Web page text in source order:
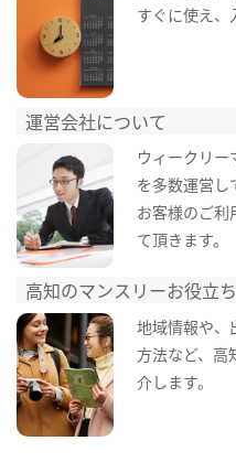
すぐに使え、
運営会社について
ウィークリ
を多数運営し
お客様のご利
て頂きます。
高知のマンスリーお役立
地域情報や、
方法など、高
介します。